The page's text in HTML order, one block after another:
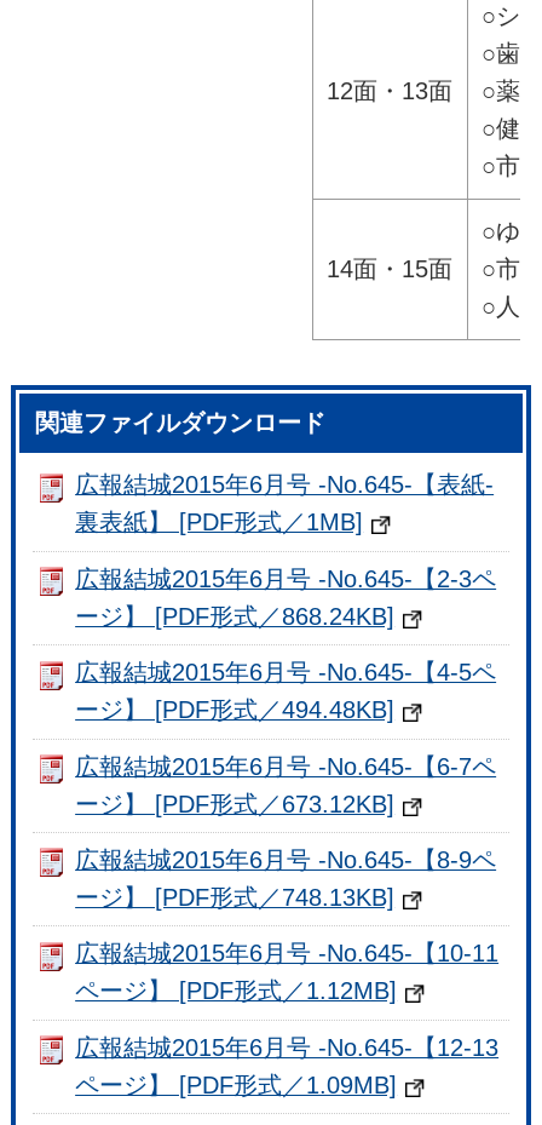
12面・13面
○シ
○歯
○薬
○健
○市
14面・15面
○ゆ
○市
○人
関連ファイルダウンロード
広報結城2015年6月号 -No.645-【表紙-
裏表紙】 [PDF形式／1MB]
広報結城2015年6月号 -No.645-【2-3ペ
ージ】 [PDF形式／868.24KB]
広報結城2015年6月号 -No.645-【4-5ペ
ージ】 [PDF形式／494.48KB]
広報結城2015年6月号 -No.645-【6-7ペ
ージ】 [PDF形式／673.12KB]
広報結城2015年6月号 -No.645-【8-9ペ
ージ】 [PDF形式／748.13KB]
広報結城2015年6月号 -No.645-【10-11
ページ】 [PDF形式／1.12MB]
広報結城2015年6月号 -No.645-【12-13
ページ】 [PDF形式／1.09MB]